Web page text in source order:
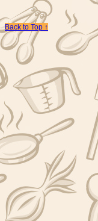
Back to Top ↑